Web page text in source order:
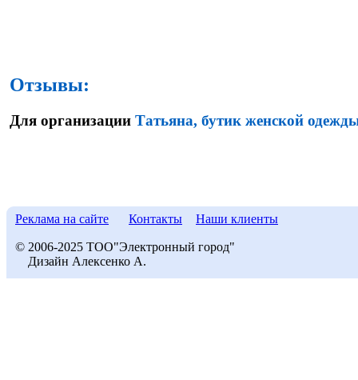
Отзывы:
Для организации Татьяна, бутик женской
Реклама на сайте Контакты Наши клиенты
© 2006-2025 ТОО"Электронный город"
Дизайн Алексенко А.